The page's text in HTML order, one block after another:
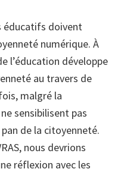
éducatifs doivent
numérique. À
l’éducation développe
au travers de
malgré la
sensibilisent pas
de la citoyenneté.
nous devrions
réflexion avec les